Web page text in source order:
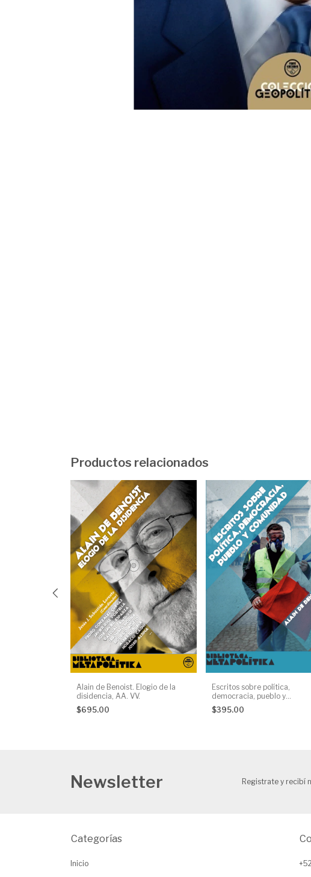
Productos relacionados
Alain de Benoist. Elogio de la
disidencia, AA. VV.
$695.00
Escritos sobre política,
democracia, pueblo y
comunidad, Alain de Benoist
$395.00
Newsletter Registrate y recibí
Categorías
Inicio